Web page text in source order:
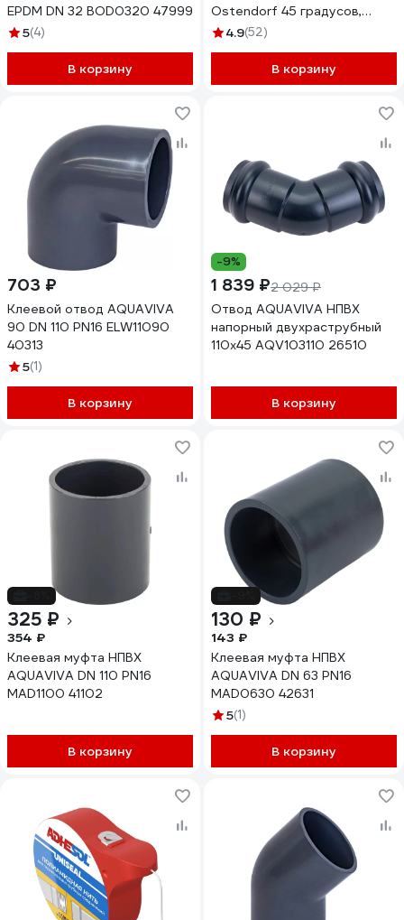
EPDM DN 32 BOD0320 47999
5(4)
В корзину
Ostendorf 45 градусов,
200х110 мм 223330
4.9(52)
В корзину
703 ₽
Клеевой отвод AQUAVIVA
90 DN 110 PN16 ELW11090
40313
5(1)
В корзину
-9%
1 839 ₽2 029 ₽
Отвод AQUAVIVA НПВХ
напорный двухраструбный
110x45 AQV103110 26510
В корзину
325 ₽
354 ₽
Клеевая муфта НПВХ
AQUAVIVA DN 110 PN16
MAD1100 41102
В корзину
130 ₽
143 ₽
Клеевая муфта НПВХ
AQUAVIVA DN 63 PN16
MAD0630 42631
5(1)
В корзину